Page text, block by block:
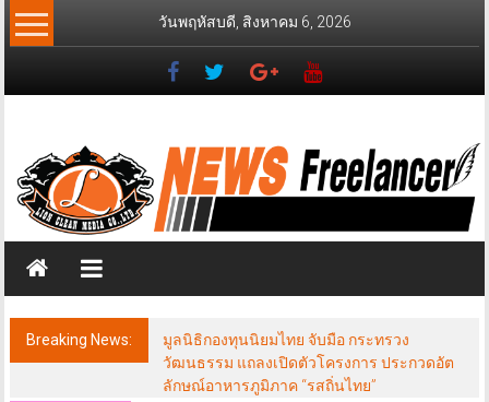
Skip
to
วันพฤหัสบดี, สิงหาคม 6, 2026
News
Freelancer
วส์
ฟรี
แลน
เซอร์
Breaking News:
มูลนิธิกองทุนนิยมไทย จับมือ กระทรวง
วัฒนธรรม แถลงเปิดตัวโครงการ ประกวดอัต
ลักษณ์อาหารภูมิภาค “รสถิ่นไทย”